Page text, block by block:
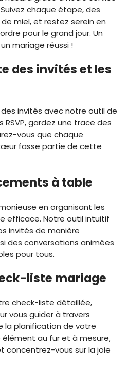
chaque étape, des
miel, et restez serein en
pour le grand jour. Un
mariage réussi !
des invités et les
invités avec notre outil de
RSVP, gardez une trace des
vous que chaque
fasse partie de cette
à table
en organisant les
efficace. Notre outil intuitif
invités de manière
des conversations animées
pour tous.
liste mariage
check-liste détaillée,
vous guider à travers
la planification de votre
au fur et à mesure,
concentrez-vous sur la joie